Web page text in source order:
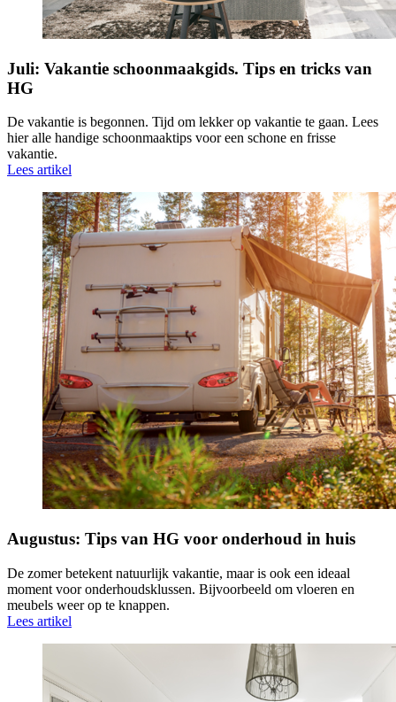
Juli: Vakantie schoonmaakgids. Tips en tricks van
HG
De vakantie is begonnen. Tijd om lekker op vakantie te gaan. Lees
hier alle handige schoonmaaktips voor een schone en frisse
vakantie.
Lees artikel
Augustus: Tips van HG voor onderhoud in huis
De zomer betekent natuurlijk vakantie, maar is ook een ideaal
moment voor onderhoudsklussen. Bijvoorbeeld om vloeren en
meubels weer op te knappen.
Lees artikel